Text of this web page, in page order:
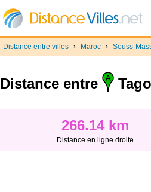
Distance entre villes › Maroc › Souss-
Distance entre
266.14 km
Distance en ligne droite